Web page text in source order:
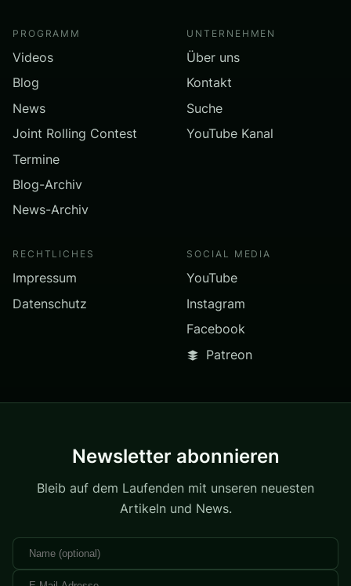
PROGRAMM
Videos
Blog
News
Joint Rolling Contest
Termine
Blog-Archiv
News-Archiv
UNTERNEHMEN
Über uns
Kontakt
Suche
YouTube Kanal
RECHTLICHES
Impressum
Datenschutz
SOCIAL MEDIA
YouTube
Instagram
Facebook
Patreon
Newsletter abonnieren
Bleib auf dem Laufenden mit unseren neuesten
Artikeln und News.